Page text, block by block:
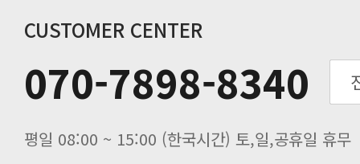
추수감사절 배송안내
추석기간 배송안내
노동절(9월3일) 배송업무 안내
입금 고객님을 찾습니다.
CUSTOMER CENTER
070-7898-8340
평일 08:00 ~ 15:00 (한국시간) 토,일,공휴일 휴무